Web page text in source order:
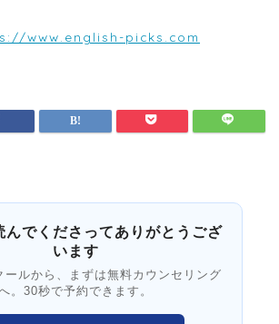
www.english-picks.com
んでくださってありがとうござ
います
ールから、まずは無料カウンセリング
。30秒で予約できます。